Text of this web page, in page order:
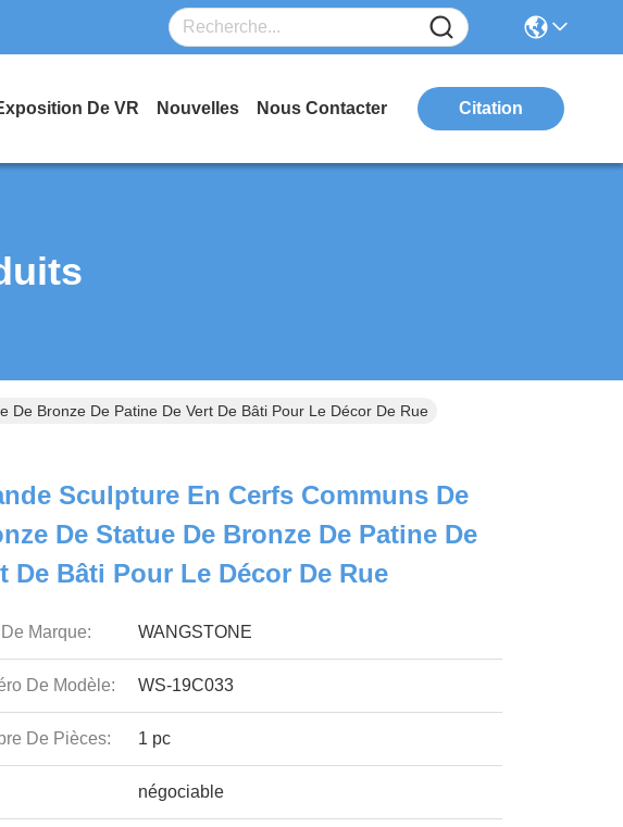
De VR Nouvelles Nous Contacter Citation
Bronze De Patine De Vert De Bâti Pour Le Décor De Rue
Sculpture En Cerfs Communs De
De Statue De Bronze De Patine De
De Bâti Pour Le Décor De Rue
Marque: WANGSTONE
De Modèle: WS-19C033
De Pièces: 1 pc
négociable